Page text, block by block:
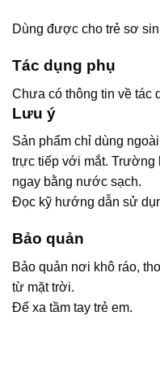
Dùng được cho trẻ sơ
Tác dụng phụ
Chưa có thông tin về tác
Lưu ý
Sản phẩm chỉ dùng
trực tiếp với mắt. Trường
ngay bằng nước sạch.
Đọc kỹ hướng dẫn sử
Bảo quản
Bảo quản nơi khô ráo,
từ mặt trời.
Để xa tầm tay trẻ em.